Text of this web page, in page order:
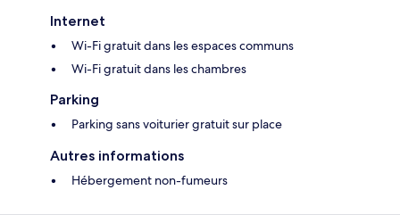
Internet
Wi-Fi gratuit dans les espaces communs
Wi-Fi gratuit dans les chambres
Parking
Parking sans voiturier gratuit sur place
Autres informations
Hébergement non-fumeurs